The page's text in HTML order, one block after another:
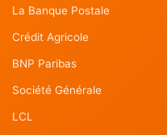
La Banque Postale
Crédit Agricole
BNP Paribas
Société Générale
LCL